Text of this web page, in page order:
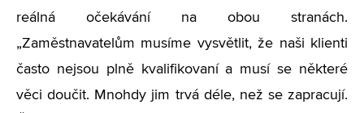
reálná očekávání na obou stranách.
„Zaměstnavatelům musíme vysvětlit, že naši klienti
často nejsou plně kvalifikovaní a musí se některé
věci doučit. Mnohdy jim trvá déle, než se zapracují.